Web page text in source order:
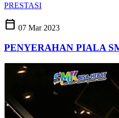
PRESTASI
calendar_today 07 Mar 2023
PENYERAHAN PIALA